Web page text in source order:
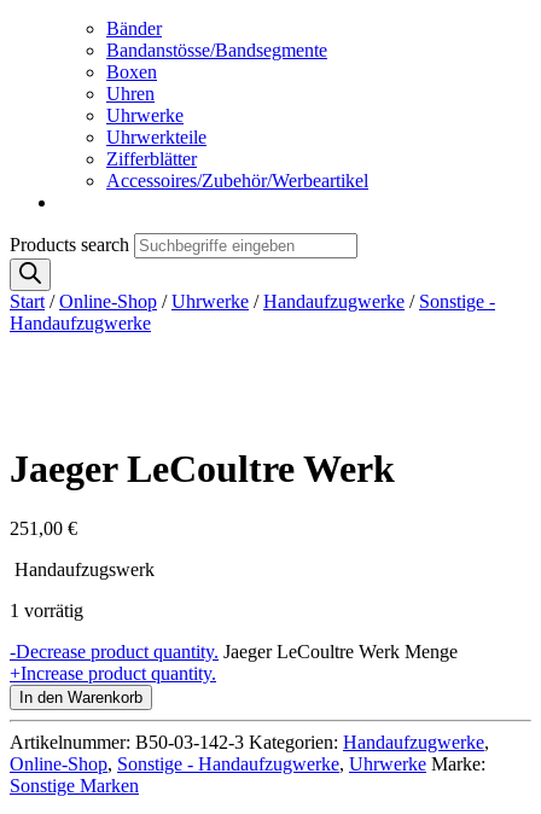
Bänder
Bandanstösse/Bandsegmente
Boxen
Uhren
Uhrwerke
Uhrwerkteile
Zifferblätter
Accessoires/Zubehör/Werbeartikel
Products search
Start /Online-Shop /Uhrwerke /Handaufzugwerke / Sonstige -
Handaufzugwerke
Jaeger LeCoultre Werk
251,00 €
Handaufzugswerk
1 vorrätig
-Decrease product quantity. Jaeger LeCoultre Werk Menge
+Increase product quantity.
In den Warenkorb
Artikelnummer: B50-03-142-3 Kategorien: Handaufzugwerke,
Online-Shop, Sonstige - Handaufzugwerke, Uhrwerke Marke:
Sonstige Marken